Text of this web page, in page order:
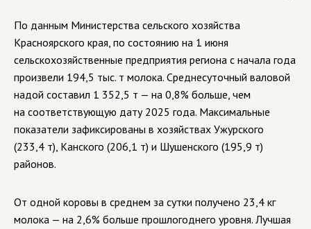
По данным Министерства сельского хозяйства
Красноярского края, по состоянию на 1 июня
сельскохозяйственные предприятия региона с начала года
произвели 194,5 тыс. т молока. Среднесуточный валовой
надой составил 1 352,5 т — на 0,8% больше, чем
на соответствующую дату 2025 года. Максимальные
показатели зафиксированы в хозяйствах Ужурского
(233,4 т), Канского (206,1 т) и Шушенского (195,9 т)
районов.
От одной коровы в среднем за сутки получено 23,4 кг
молока — на 2,6% больше прошлогоднего уровня. Лучшая